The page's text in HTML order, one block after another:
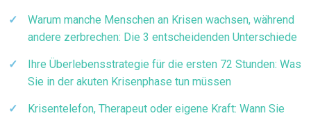
Warum manche Menschen an Krisen wachsen, während
andere zerbrechen: Die 3 entscheidenden Unterschiede
Ihre Überlebensstrategie für die ersten 72 Stunden: Was
Sie in der akuten Krisenphase tun müssen
Krisentelefon, Therapeut oder eigene Kraft: Wann Sie